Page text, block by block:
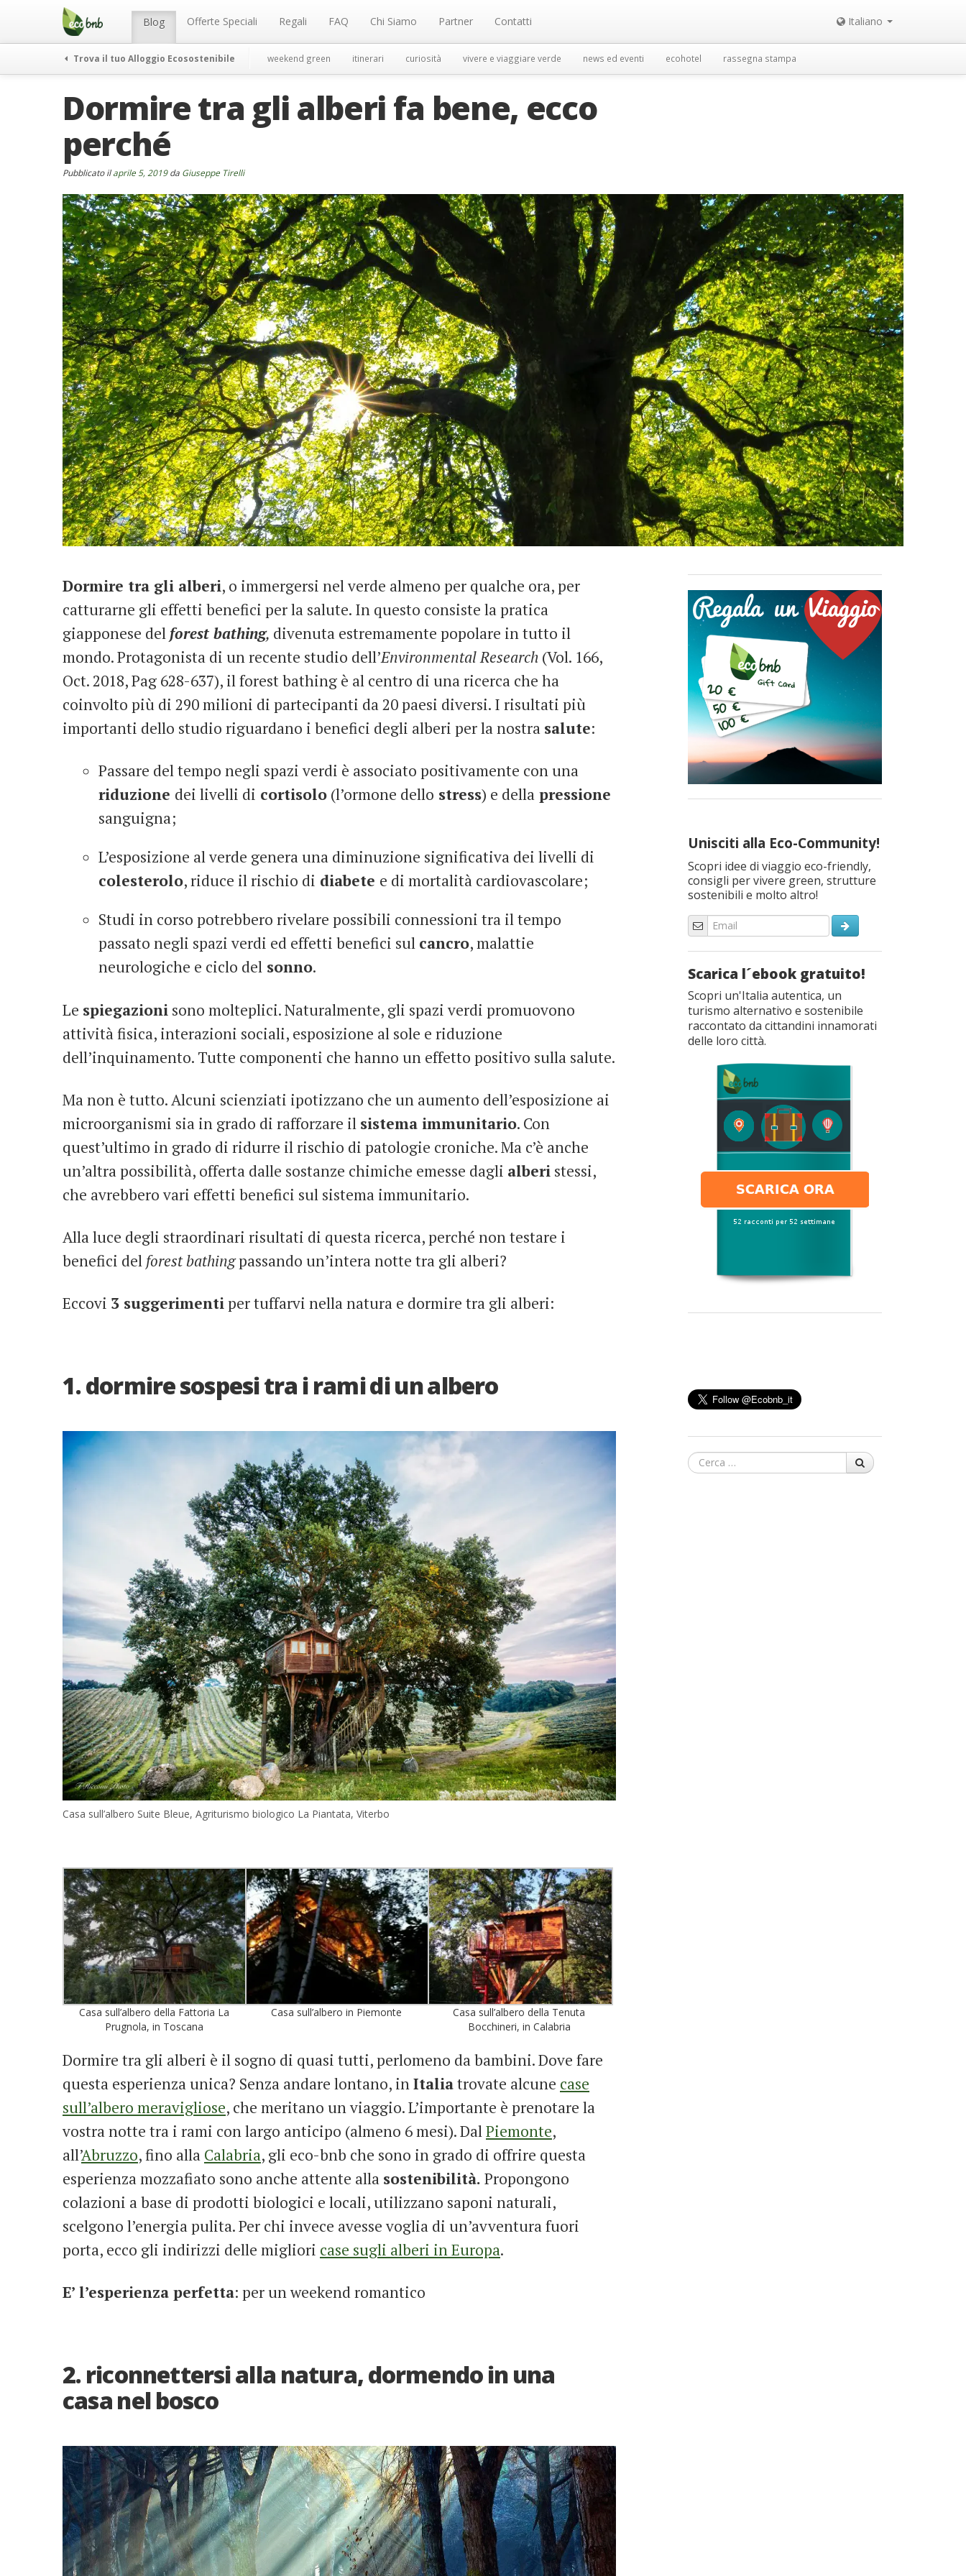
Menu Blog Offerte Speciali Regali FAQ Chi Siamo Partner Contatti Italiano
Trova il tuo Alloggio Ecosostenibile weekend green itinerari curiosità vivere e viaggiare verde news ed eventi ecohotel rassegna stampa
Dormire tra gli alberi fa bene, ecco
perché
Pubblicato ilaprile 5, 2019da Giuseppe Tirelli
Dormire tra gli alberi, o immergersi nel verde almeno per qualche ora, per
catturarne gli effetti benefici per la salute. In questo consiste la pratica
giapponese del forest bathing, divenuta estremamente popolare in tutto il
mondo. Protagonista di un recente studio dell’Environmental Research (Vol. 166,
Oct. 2018, Pag 628-637), il forest bathing è al centro di una ricerca che ha
coinvolto più di 290 milioni di partecipanti da 20 paesi diversi. I risultati più
importanti dello studio riguardano i benefici degli alberi per la nostra salute:
Passare del tempo negli spazi verdi è associato positivamente con una
riduzione dei livelli di cortisolo (l’ormone dello stress) e della pressione
sanguigna;
L’esposizione al verde genera una diminuzione significativa dei livelli di
colesterolo, riduce il rischio di diabete e di mortalità cardiovascolare;
Studi in corso potrebbero rivelare possibili connessioni tra il tempo
passato negli spazi verdi ed effetti benefici sul cancro, malattie
neurologiche e ciclo del sonno.
Le spiegazioni sono molteplici. Naturalmente, gli spazi verdi promuovono
attività fisica, interazioni sociali, esposizione al sole e riduzione
dell’inquinamento. Tutte componenti che hanno un effetto positivo sulla salute.
Ma non è tutto. Alcuni scienziati ipotizzano che un aumento dell’esposizione ai
microorganismi sia in grado di rafforzare il sistema immunitario. Con
quest’ultimo in grado di ridurre il rischio di patologie croniche. Ma c’è anche
un’altra possibilità, offerta dalle sostanze chimiche emesse dagli alberi stessi,
che avrebbero vari effetti benefici sul sistema immunitario.
Alla luce degli straordinari risultati di questa ricerca, perché non testare i
benefici del forest bathingpassando un’intera notte tra gli alberi?
Eccovi 3 suggerimentiper tuffarvi nella natura e dormire tra gli alberi:
1. dormire sospesi tra i rami di un albero
Casa sull’albero Suite Bleue, Agriturismo biologico La Piantata, Viterbo
Casa sull’albero della Fattoria La
Prugnola, in Toscana
Casa sull’albero in Piemonte
Casa sull’albero della Tenuta
Bocchineri, in Calabria
Dormire tra gli alberi è il sogno di quasi tutti, perlomeno da bambini. Dove fare
questa esperienza unica? Senza andare lontano, inItaliatrovate alcune case
sull’albero meravigliose, che meritano un viaggio. L’importante è prenotare la
vostra notte tra i rami con largo anticipo (almeno 6 mesi). DalPiemonte,
all’Abruzzo, fino alla Calabria, gli eco-bnb che sono in grado di offrire questa
esperienza mozzafiato sono anche attente alla sostenibilità. Propongono
colazioni a base di prodotti biologici e locali, utilizzano saponi naturali,
scelgono l’energia pulita. Per chi invece avesse voglia di un’avventura fuori
porta, ecco gli indirizzi delle migliori case sugli alberi in Europa.
E’ l’esperienza perfetta: per un weekend romantico
2. riconnettersi alla natura, dormendo in una
casa nel bosco
Unisciti alla Eco-Community!
Scopri idee di viaggio eco-friendly,
consigli per vivere green, strutture
sostenibili e molto altro!
Scarica l´ebook gratuito!
Scopri un'Italia autentica, un
turismo alternativo e sostenibile
raccontato da cittandini innamorati
delle loro città.
Cerca